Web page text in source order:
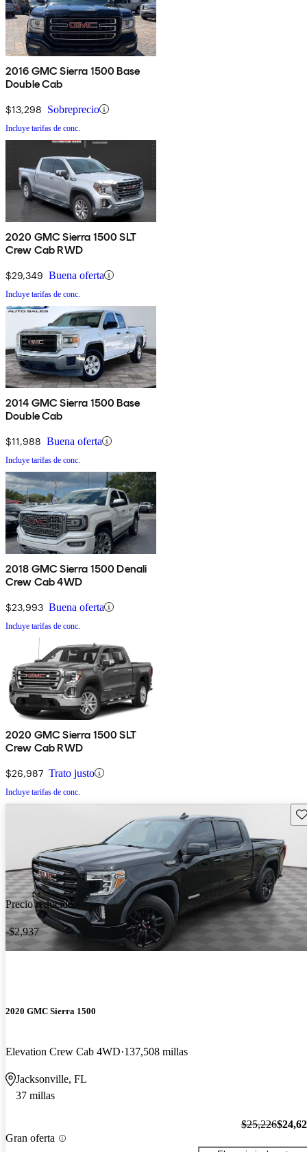
2016 GMC Sierra 1500 Base
Double Cab
$13,298 Sobreprecio
Incluye tarifas de conc.
2020 GMC Sierra 1500 SLT
Crew Cab RWD
$29,349 Buena oferta
Incluye tarifas de conc.
2014 GMC Sierra 1500 Base
Double Cab
$11,988 Buena oferta
Incluye tarifas de conc.
2018 GMC Sierra 1500 Denali
Crew Cab 4WD
$23,993 Buena oferta
Incluye tarifas de conc.
2020 GMC Sierra 1500 SLT
Crew Cab RWD
$26,987 Trato justo
Incluye tarifas de conc.
Precio reducido
-$2,937
2020 GMC Sierra 1500
Elevation Crew Cab 4WD 137,508 millas
Jacksonville, FL
37 millas
Gran oferta
$25,226